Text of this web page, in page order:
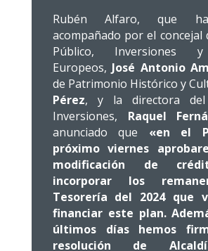
Rubén Alfaro, que
acompañado por el concejal
Público, Inversiones
Europeos, José Antonio
de Patrimonio Histórico y
Pérez, y la directora
Inversiones, Raquel
anunciado que «en el
próximo viernes
modificación de
incorporar los
Tesorería del 2024 que
financiar este plan.
últimos días hemos
resolución de